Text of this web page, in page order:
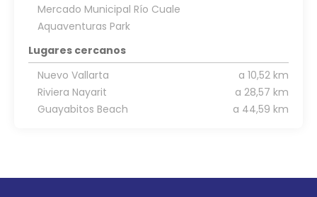
Mercado Municipal Río Cuale
Aquaventuras Park
Lugares cercanos
Nuevo Vallarta
a 10,52 km
Riviera Nayarit
a 28,57 km
Guayabitos Beach
a 44,59 km